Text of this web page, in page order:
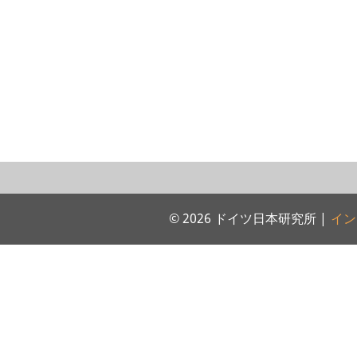
© 2026 ドイツ日本研究所 | イ